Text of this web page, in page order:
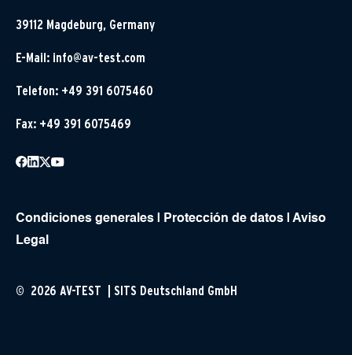
39112 Magdeburg, Germany
E-Mail: info@av-test.com
Telefon: +49 391 6075460
Fax: +49 391 6075469
Condiciones generales Protección de datos
Aviso
Legal
© 2026 AV-TEST | SITS Deutschland GmbH